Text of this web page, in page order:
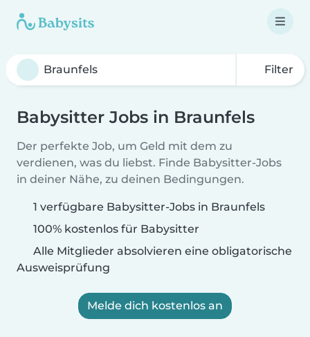
Filter
Babysitter Jobs in Braunfels
Der perfekte Job, um Geld mit dem zu
verdienen, was du liebst. Finde Babysitter-Jobs
in deiner Nähe, zu deinen Bedingungen.
1 verfügbare Babysitter-Jobs in Braunfels
100% kostenlos für Babysitter
Alle Mitglieder absolvieren eine obligatorische
Ausweisprüfung
Melde dich kostenlos an